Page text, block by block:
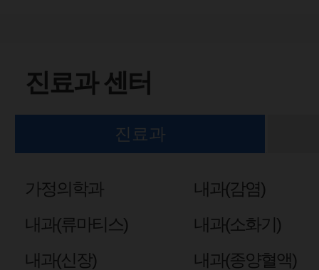
진료과 센터
진료과
가정의학과
내과(감염)
내과(류마티스)
내과(소화기)
내과(신장)
내과(종양혈액)